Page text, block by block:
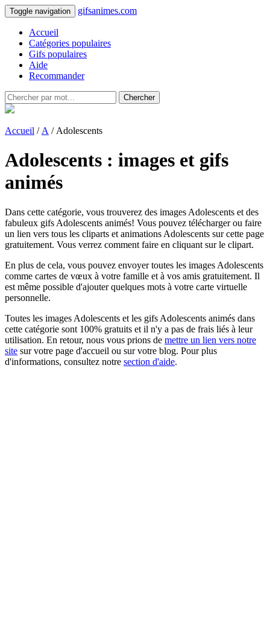
Toggle navigation gifsanimes.com
Accueil
Catégories populaires
Gifs populaires
Aide
Recommander
Chercher
Accueil / A / Adolescents
Adolescents : images et gifs
animés
Dans cette catégorie, vous trouverez des images Adolescents et des
fabuleux gifs Adolescents animés! Vous pouvez télécharger ou faire
un lien vers tous les cliparts et animations Adolescents sur cette page
gratuitement. Vous verrez comment faire en cliquant sur le clipart.
En plus de cela, vous pouvez envoyer toutes les images Adolescents
comme cartes de vœux à votre famille et à vos amis gratuitement. Il
est même possible d'ajouter quelques mots à votre carte virtuelle
personnelle.
Toutes les images Adolescents et les gifs Adolescents animés dans
cette catégorie sont 100% gratuits et il n'y a pas de frais liés à leur
utilisation. En retour, nous vous prions de mettre un lien vers notre
site sur votre page d'accueil ou sur votre blog. Pour plus
d'informations, consultez notre section d'aide.